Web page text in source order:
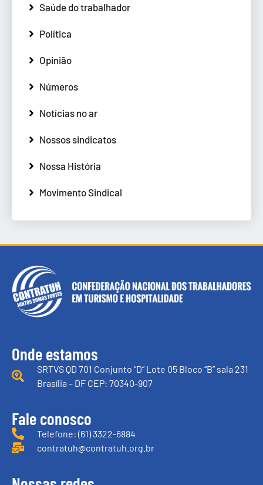
Saúde do trabalhador
Política
Opinião
Números
Notícias no ar
Nossos sindicatos
Nossa História
Movimento Sindical
Onde estamos
SRTVS QD 701 Conjunto “D” Lote 05 Bloco “B” sala 231
Brasília – DF CEP: 70340-907
Fale conosco
Telefone: (61) 3322-6884
contratuh@contratuh.org.br